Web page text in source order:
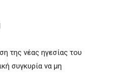
της νέας ηγεσίας του
συγκυρία να μη